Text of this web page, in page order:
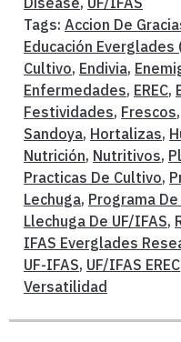
Tags: Accion De
Educación Everglades
Cultivo, Endivia,
Enfermedades, EREC,
Festividades, Frescos,
Sandoya, Hortalizas,
Nutrición, Nutritivos,
Practicas De Cultivo,
Lechuga, Programa
Llechuga De UF/IFAS,
IFAS Everglades
UF-IFAS, UF/IFAS EREC
Versatilidad